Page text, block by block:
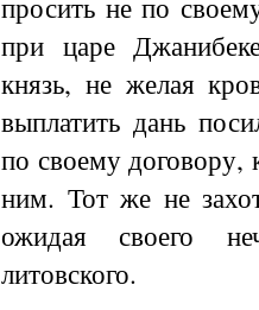
при царе
князь, не желая
выплатить дань
по своему договору,
ним. Тот же не
ожидая своего
литовского.